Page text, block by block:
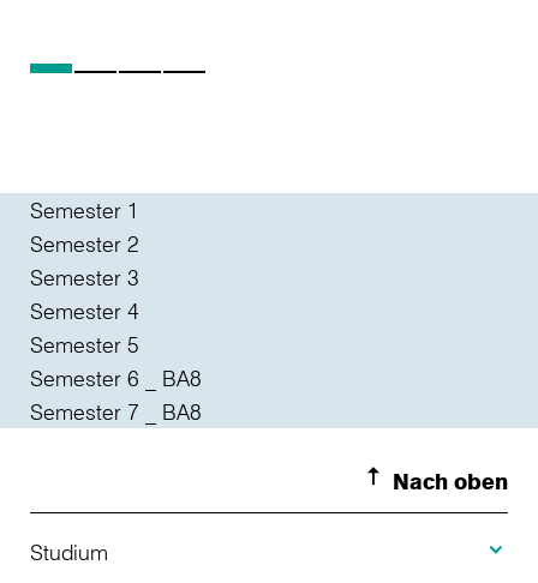
Semester 1
Semester 2
Semester 3
Semester 4
Semester 5
Semester 6 _ BA8
Semester 7 _ BA8
Nach oben
Studium